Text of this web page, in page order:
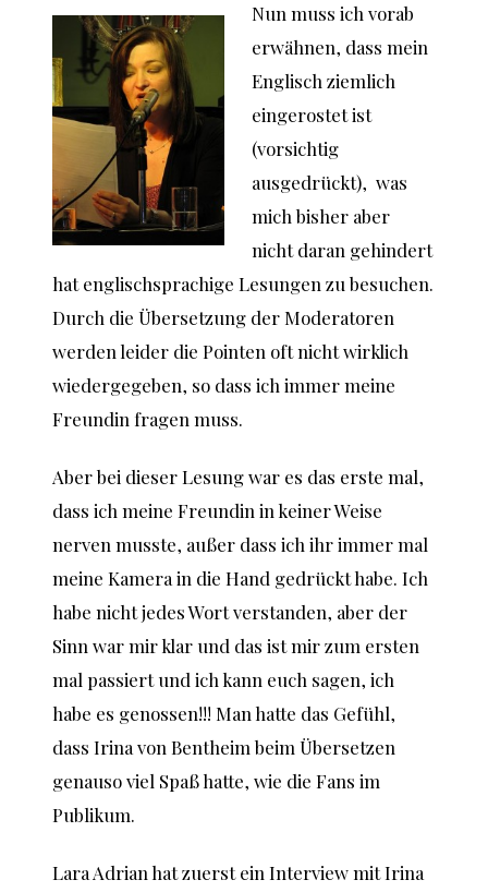
Nun muss ich vorab
erwähnen, dass mein
Englisch ziemlich
eingerostet ist
(vorsichtig
ausgedrückt), was
mich bisher aber
nicht daran gehindert
hat englischsprachige Lesungen zu besuchen.
Durch die Übersetzung der Moderatoren
werden leider die Pointen oft nicht wirklich
wiedergegeben, so dass ich immer meine
Freundin fragen muss.
Aber bei dieser Lesung war es das erste mal,
dass ich meine Freundin in keiner Weise
nerven musste, außer dass ich ihr immer mal
meine Kamera in die Hand gedrückt habe. Ich
habe nicht jedes Wort verstanden, aber der
Sinn war mir klar und das ist mir zum ersten
mal passiert und ich kann euch sagen, ich
habe es genossen!!! Man hatte das Gefühl,
dass Irina von Bentheim beim Übersetzen
genauso viel Spaß hatte, wie die Fans im
Publikum.
Lara Adrian hat zuerst ein Interview mit Irina